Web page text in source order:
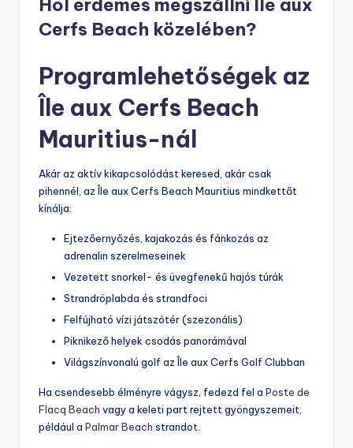
Hol érdemes megszállni Île aux
Cerfs Beach közelében?
Programlehetőségek az
Île aux Cerfs Beach
Mauritius-nál
Akár az aktív kikapcsolódást keresed, akár csak
pihennél, az Île aux Cerfs Beach Mauritius mindkettőt
kínálja:
Ejtezőernyőzés, kajakozás és fánkozás az
adrenalin szerelmeseinek
Vezetett snorkel- és üvegfenekű hajós túrák
Strandröplabda és strandfoci
Felfújható vízi játszótér (szezonális)
Piknikező helyek csodás panorámával
Világszínvonalú golf az Île aux Cerfs Golf Clubban
Ha csendesebb élményre vágysz, fedezd fel a Poste de
Flacq Beach vagy a keleti part rejtett gyöngyszemeit,
például a Palmar Beach strandot.